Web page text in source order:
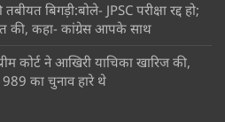
बिगड़ी:बोले- JPSC परीक्षा रद्द हो;
की, कहा- कांग्रेस आपके साथ
कोर्ट ने आखिरी याचिका खारिज की,
का चुनाव हारे थे